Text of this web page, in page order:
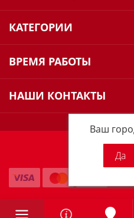
Ваш
КАТЕГОРИИ
ВРЕМЯ РАБОТЫ
НАШИ КОНТАКТЫ
Milwaukee